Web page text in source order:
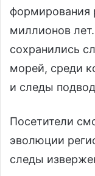
формирования
миллионов
сохранились
морей, среди
и следы
Посетители
эволюции
следы